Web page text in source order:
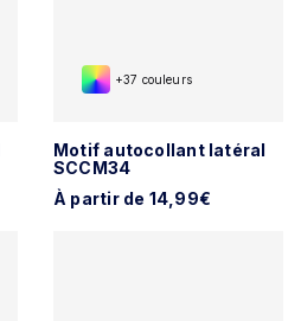
+37 couleurs
Motif autocollant latéral
SCCM34
À partir de 14,99€